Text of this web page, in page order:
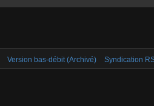
Version bas-débit (Archivé) Syndication